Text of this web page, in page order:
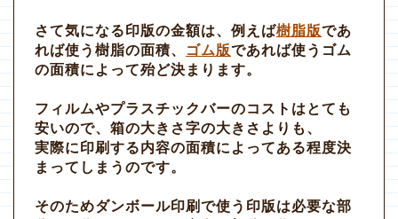
さて気になる印版の金額は、例えば樹脂版であ
れば使う樹脂の面積、
ゴム版であれば使うゴム
の面積によって殆ど決まります。
フィルムやプラスチックバーのコストはとても
安いので、箱の大きさ字の大きさよりも、
実際に印刷する内容の面積によってある程度決
まってしまうのです。
そのためダンボール印刷で使う印版は必要な部